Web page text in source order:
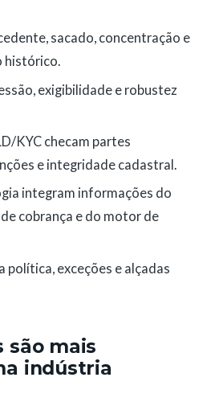
sacado, concentração e
histórico.
exigibilidade e robustez
KYC checam partes
e integridade cadastral.
integram informações do
de cobrança e do motor de
política, exceções e alçadas
são mais
indústria